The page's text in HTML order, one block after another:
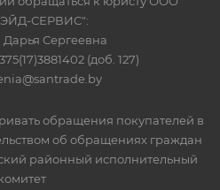
СЕРВИС":
Сергеевна
(доб. 127)
обращения покупателей в
об обращениях граждан
районный исполнительный